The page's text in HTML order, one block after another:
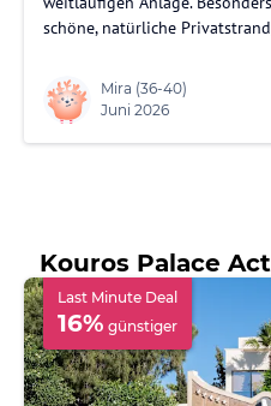
schöne, natürliche
Mira (36-40)
Juni 2026
Kouros Palace
Last Minute Deal
16% günstiger